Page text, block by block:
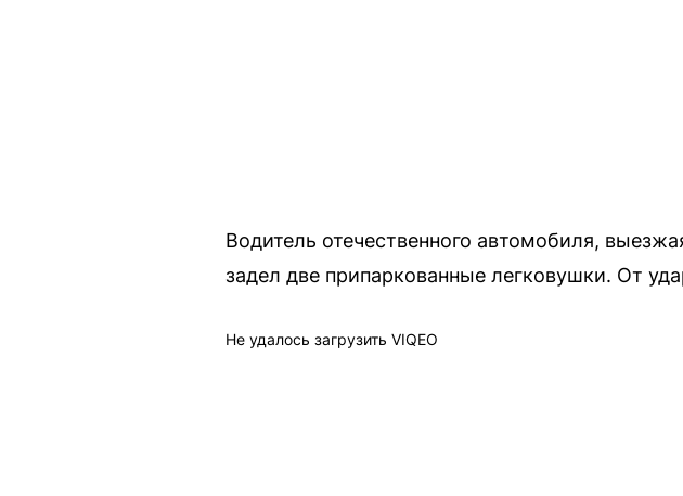
Водитель отечественного автомобиля,
задел две припаркованные легковушки. От
Не удалось загрузить VIQEO